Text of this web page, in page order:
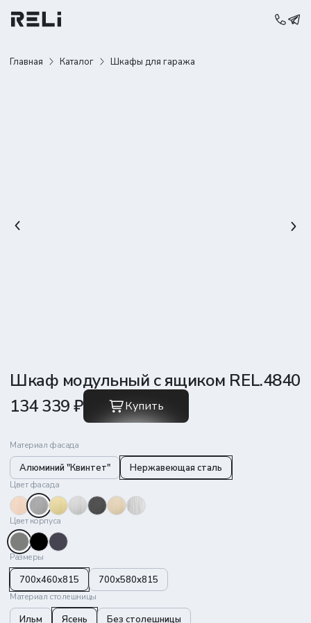
Главная Каталог Шкафы для гаража
Шкаф модульный с ящиком REL.4840
134 339 ₽
Купить
Материал фасада
Алюминий "Квинтет" Нержавеющая сталь
Цвет фасада
Цвет корпуса
Размеры
700x460x815 700х580х815
Материал столешницы
Ильм Ясень Без столешницы